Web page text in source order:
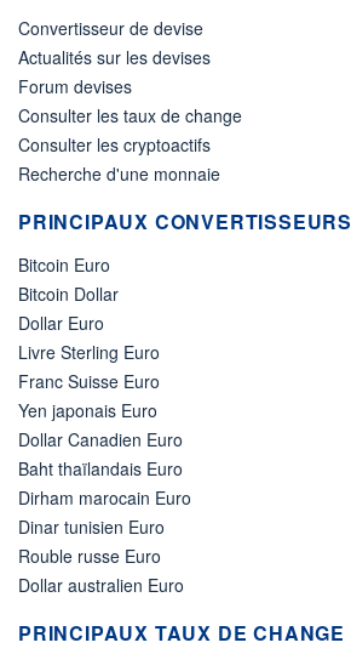
Convertisseur de devise
Actualités sur les devises
Forum devises
Consulter les taux de change
Consulter les cryptoactifs
Recherche d'une monnaie
PRINCIPAUX CONVERTISSEURS
Bitcoin Euro
Bitcoin Dollar
Dollar Euro
Livre Sterling Euro
Franc Suisse Euro
Yen japonais Euro
Dollar Canadien Euro
Baht thaïlandais Euro
Dirham marocain Euro
Dinar tunisien Euro
Rouble russe Euro
Dollar australien Euro
PRINCIPAUX TAUX DE CHANGE